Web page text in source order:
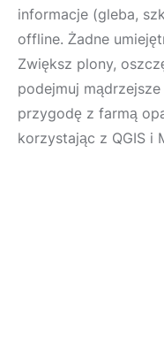
informacje (gleba,
offline. Żadne
Zwiększ plony,
podejmuj
przygodę z farmą
korzystając z QGIS i